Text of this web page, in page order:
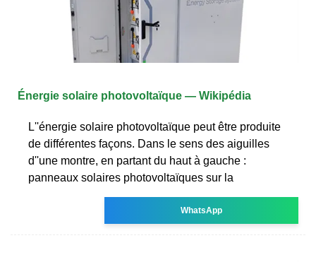
Énergie solaire photovoltaïque — Wikipédia
L''énergie solaire photovoltaïque peut être produite
de différentes façons. Dans le sens des aiguilles
d''une montre, en partant du haut à gauche :
panneaux solaires photovoltaïques sur la
WhatsApp